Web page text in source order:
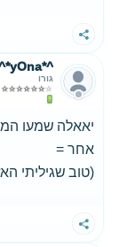
שתף
גורו
יאאלה שמעו
אחר =
(טוב שגיליתי
שתף